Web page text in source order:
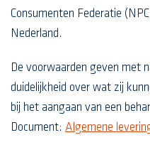
Consumenten Federatie
Nederland.
De voorwaarden geven met
duidelijkheid over wat zij
bij het aangaan van een
Document: Algemene